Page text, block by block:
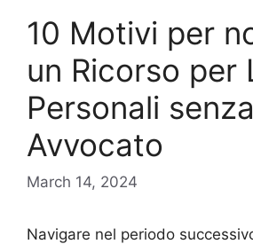
10 Motivi per
un Ricorso per
Personali
Avvocato
March 14, 2024
Navigare nel periodo